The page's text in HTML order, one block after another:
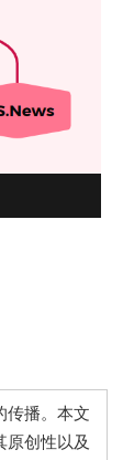
播。本文
原创性以及